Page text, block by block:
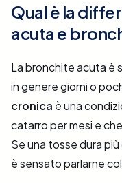
Qual è la
acuta e
La bronchite acuta è
in genere giorni o
cronica è una
catarro per mesi e
Se una tosse dura
è sensato parlarne